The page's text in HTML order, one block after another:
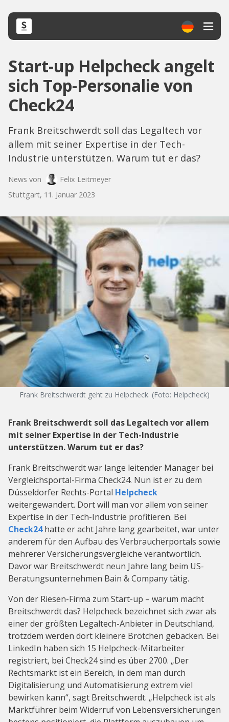
Start-up Helpcheck angelt
sich Top-Personalie von
Check24
Frank Breitschwerdt soll das Legaltech vor
allem mit seiner Expertise in der Tech-
Industrie unterstützen. Warum tut er das?
News von
Felix Leitmeyer
Stuttgart, 11. Januar 2023
Frank Breitschwerdt geht zu Helpcheck. (Foto: Helpcheck)
Frank Breitschwerdt soll das Legaltech vor allem
mit seiner Expertise in der Tech-Industrie
unterstützen. Warum tut er das?
Frank Breitschwerdt war lange leitender Manager bei
Vergleichsportal-Firma Check24. Nun ist er zu dem
Düsseldorfer Rechts-Portal Helpcheck
weitergewandert. Dort will man vor allem von seiner
Expertise in der Tech-Industrie profitieren. Bei
Check24hatte er acht Jahre lang gearbeitet, war unter
anderem für den Aufbau des Verbraucherportals sowie
mehrerer Versicherungsvergleiche verantwortlich.
Davor war Breitschwerdt neun Jahre lang beim US-
Beratungsunternehmen Bain & Company tätig.
Von der Riesen-Firma zum Start-up – warum macht
Breitschwerdt das? Helpcheck bezeichnet sich zwar als
einer der größten Legaltech-Anbieter in Deutschland,
trotzdem werden dort kleinere Brötchen gebacken. Bei
LinkedIn haben sich 15 Helpcheck-Mitarbeiter
registriert, bei Check24 sind es über 2700. „Der
Rechtsmarkt ist ein Bereich, in dem man durch
Digitalisierung und Automatisierung extrem viel
bewirken kann“, sagt Breitschwerdt. „Helpcheck ist als
Marktführer beim Widerruf von Lebensversicherungen